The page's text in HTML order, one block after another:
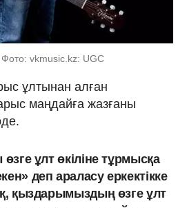
vkmusic.kz: UGC
ұлтынан алған
маңдайға жазғаны
ұлт өкіліне тұрмысқа
деп араласу еркектікке
қыздарымыздың өзге ұлт